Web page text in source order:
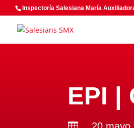
Inspectoría Salesiana María
EPI |
